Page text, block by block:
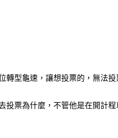
轉型龜速，讓想投票的，無法投
票為什麼，不管他是在開計